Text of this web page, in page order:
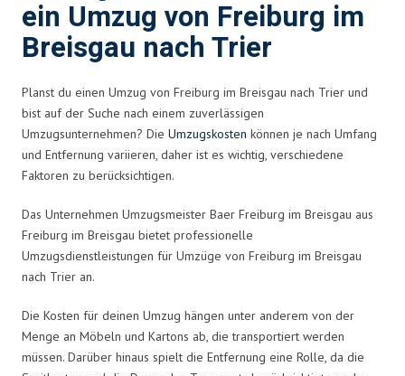
ein Umzug von Freiburg im
Breisgau nach Trier
Planst du einen Umzug von Freiburg im Breisgau nach Trier und
bist auf der Suche nach einem zuverlässigen
Umzugsunternehmen? Die Umzugskosten können je nach Umfang
und Entfernung variieren, daher ist es wichtig, verschiedene
Faktoren zu berücksichtigen.
Das Unternehmen Umzugsmeister Baer Freiburg im Breisgau aus
Freiburg im Breisgau bietet professionelle
Umzugsdienstleistungen für Umzüge von Freiburg im Breisgau
nach Trier an.
Die Kosten für deinen Umzug hängen unter anderem von der
Menge an Möbeln und Kartons ab, die transportiert werden
müssen. Darüber hinaus spielt die Entfernung eine Rolle, da die